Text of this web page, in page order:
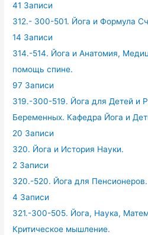
41 Записи
312.- 300-501. Йога и Формула
14 Записи
314.-514. Йога и Анатомия,
помощь спине.
97 Записи
319.-300-519. Йога для Детей и
Беременных. Кафедра Йога и
20 Записи
320. Йога и История Науки.
2 Записи
320.-520. Йога для Пенсионеров.
4 Записи
321.-300-505. Йога, Наука,
Критическое мышление.